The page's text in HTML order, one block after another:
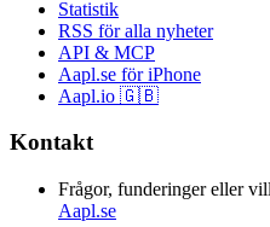
Statistik
RSS för alla nyheter
API & MCP
Aapl.se för iPhone
Aapl.io 🇬🇧
Kontakt
Frågor, funderinger eller
Aapl.se